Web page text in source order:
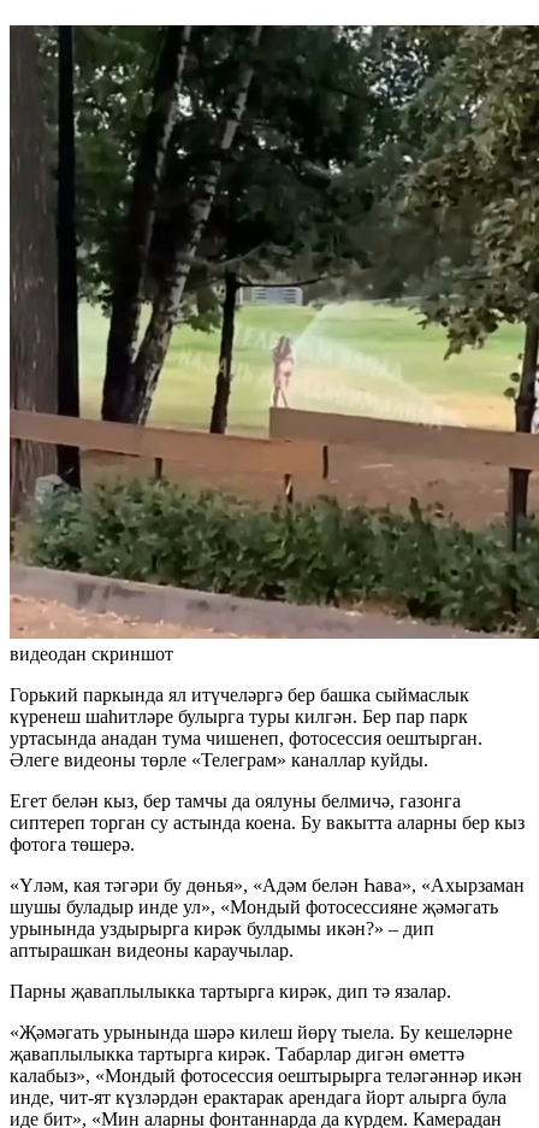
видеодан скриншот
Горький паркында ял итүчеләргә бер башка сыймаслык
күренеш шаһитләре булырга туры килгән. Бер пар парк
уртасында анадан тума чишенеп, фотосессия оештырган.
Әлеге видеоны төрле «Телеграм» каналлар куйды.
Егет белән кыз, бер тамчы да оялуны белмичә, газонга
сиптереп торган су астында коена. Бу вакытта аларны бер кыз
фотога төшерә.
«Үләм, кая тәгәри бу дөнья», «Адәм белән Һава», «Ахырзаман
шушы буладыр инде ул», «Мондый фотосессияне җәмәгать
урынында уздырырга кирәк булдымы икән?» – дип
аптырашкан видеоны караучылар.
Парны җаваплылыкка тартырга кирәк, дип тә язалар.
«Җәмәгать урынында шәрә килеш йөрү тыела. Бу кешеләрне
җаваплылыкка тартырга кирәк. Табарлар дигән өметтә
калабыз», «Мондый фотосессия оештырырга теләгәннәр икән
инде, чит-ят күзләрдән ерактарак арендага йорт алырга була
иде бит», «Мин аларны фонтаннарда да күрдем. Камерадан